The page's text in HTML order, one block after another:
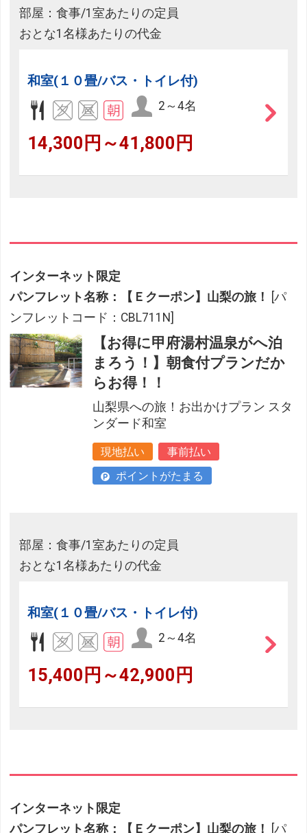
部屋：食事/1室あたりの定員
おとな1名様あたりの代金
和室(１０畳/バス・トイレ付)
2～4名
14,300円～41,800円
インターネット限定
パンフレット名称：【Ｅクーポン】山梨の旅！
[パ
ンフレットコード：CBL711N]
【お得に甲府湯村温泉がへ泊
まろう！】朝食付プランだか
らお得！！
山梨県への旅！お出かけプラン スタ
ンダード和室
現地払い
事前払い
ポイントがたまる
部屋：食事/1室あたりの定員
おとな1名様あたりの代金
和室(１０畳/バス・トイレ付)
2～4名
15,400円～42,900円
インターネット限定
パンフレット名称：【Ｅクーポン】山梨の旅！
[パ